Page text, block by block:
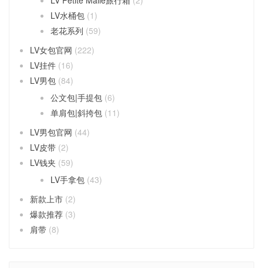
LV水桶包 (1)
老花系列 (59)
LV女包官网 (222)
LV挂件 (16)
LV男包 (84)
公文包|手提包 (6)
单肩包|斜挎包 (11)
LV男包官网 (44)
LV皮带 (2)
LV钱夹 (59)
LV手拿包 (43)
新款上市 (2)
爆款推荐 (3)
肩带 (8)